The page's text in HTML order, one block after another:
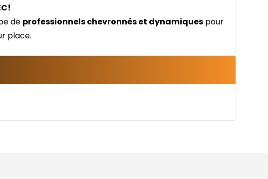
de professionnels chevronnés et dynamiques pour
place.